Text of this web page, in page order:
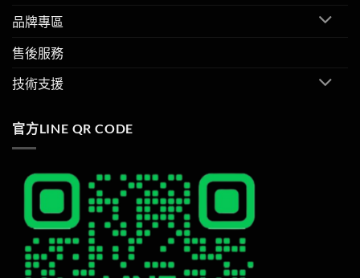
品牌專區
售後服務
技術支援
官方LINE QR CODE